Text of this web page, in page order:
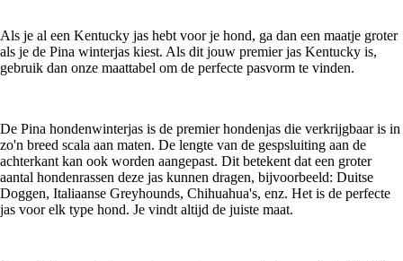
Als je al een Kentucky jas hebt voor je hond, ga dan een maatje groter
als je de Pina winterjas kiest. Als dit jouw premier jas Kentucky is,
gebruik dan onze maattabel om de perfecte pasvorm te vinden.
De Pina hondenwinterjas is de premier hondenjas die verkrijgbaar is in
zo'n breed scala aan maten. De lengte van de gespsluiting aan de
achterkant kan ook worden aangepast. Dit betekent dat een groter
aantal hondenrassen deze jas kunnen dragen, bijvoorbeeld: Duitse
Doggen, Italiaanse Greyhounds, Chihuahua's, enz. Het is de perfecte
jas voor elk type hond. Je vindt altijd de juiste maat.